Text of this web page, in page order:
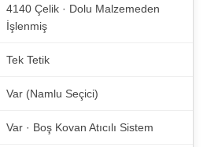
4140 Çelik · Dolu Malzemeden
İşlenmiş
Tek Tetik
Var (Namlu Seçici)
Var · Boş Kovan Atıcılı Sistem